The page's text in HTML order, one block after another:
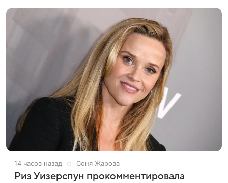
14 часов назад Соня Жарова
Риз Уизерспун прокомментировала